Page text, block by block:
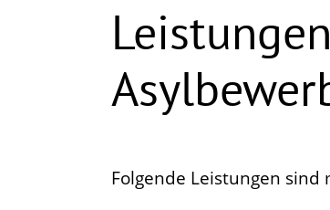
Folgende Leistungen sind